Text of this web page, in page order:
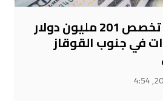
روبيو: واشنطن تخصص 201 مليون دولار
في جنوب القوقاز